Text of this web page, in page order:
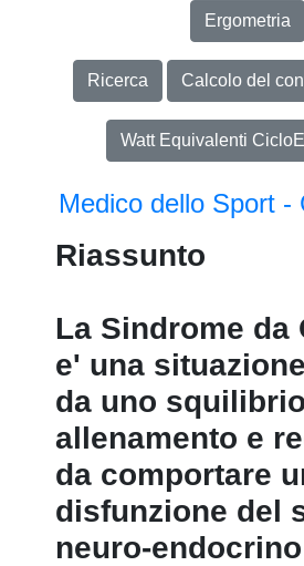
Ergometria
Ricerca Calcolo del
Watt Equivalenti
Medico dello Sport -
Riassunto
La Sindrome da
e' una
da uno
allenamento e
da comportare
disfunzione del
neuro-